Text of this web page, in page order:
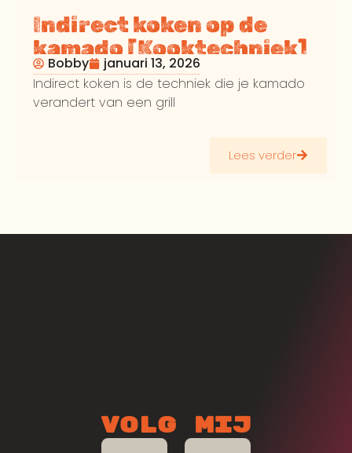
Indirect koken op de
kamado [Kooktechniek]
Bobby
januari 13, 2026
Indirect koken is de techniek die je kamado
verandert van een grill
Lees verder
Volg mij